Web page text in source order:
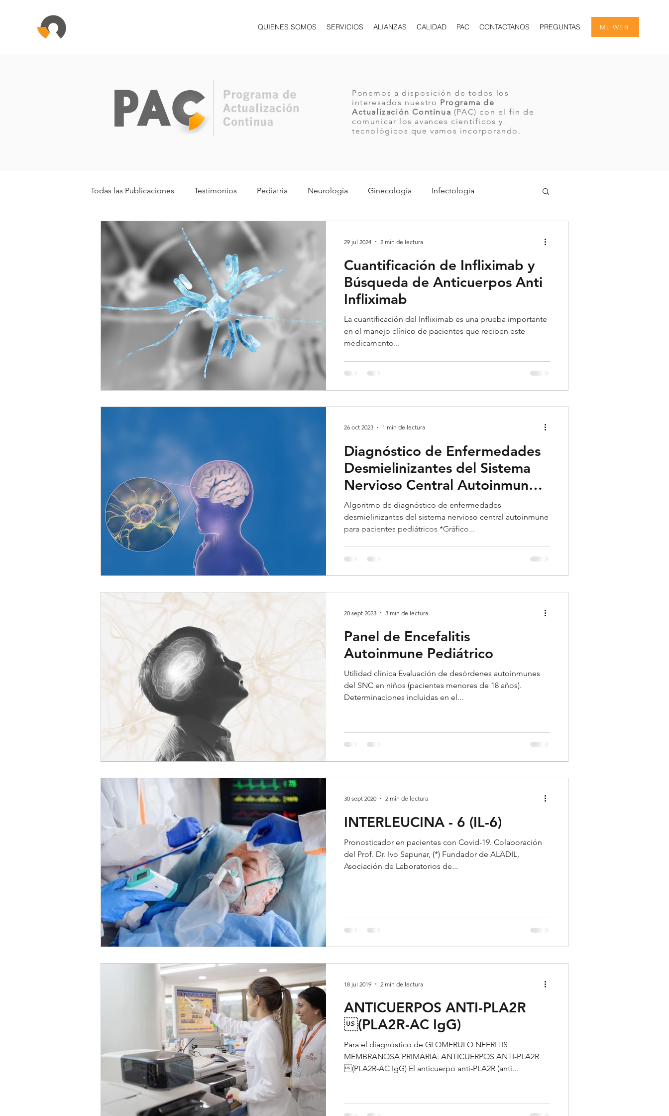
QUIENES SOMOS SERVICIOS ALIANZAS CALIDAD PAC CONTACTANOS PREGUNTAS ML WEB
Ponemos a disposición de todos los
interesados nuestro Programa de
Actualización Continua (PAC) con el fin de
comunicar los avances científicos y
tecnológicos que vamos incorporando.
Todas las Publicaciones Testimonios Pediatría Neurología Ginecología Infectología
Oncología Genómica Cardiología Endocrinología
Gastroenterología Inmunología Estadísticas Neumología Toxicología Psiquiatría
Alergología Urología Nefrología Hematología
Cuantificación de Infliximab y
Búsqueda de Anticuerpos Anti
Infliximab
La cuantificación del Infliximab es una prueba importante
en el manejo clínico de pacientes que reciben este
medicamento...
29 jul 2024 2 min de lectura
Diagnóstico de Enfermedades
Desmielinizantes del Sistema
Nervioso Central Autoinmune
Pediátrico
Algoritmo de diagnóstico de enfermedades
desmielinizantes del sistema nervioso central autoinmune
para pacientes pediátricos *Gráfico...
26 oct 2023 1 min de lectura
Panel de Encefalitis
Autoinmune Pediátrico
Utilidad clínica Evaluación de desórdenes autoinmunes
del SNC en niños (pacientes menores de 18 años).
Determinaciones incluidas en el...
20 sept 2023 3 min de lectura
INTERLEUCINA - 6 (IL-6)
Pronosticador en pacientes con Covid-19. Colaboración
del Prof. Dr. Ivo Sapunar, (*) Fundador de ALADIL,
Asociación de Laboratorios de...
30 sept 2020 2 min de lectura
ANTICUERPOS ANTI-PLA2R
(PLA2R-AC IgG)
Para el diagnóstico de GLOMERULO NEFRITIS
MEMBRANOSA PRIMARIA: ANTICUERPOS ANTI-PLA2R
(PLA2R-AC IgG) El anticuerpo anti-PLA2R (anti...
18 jul 2019 2 min de lectura